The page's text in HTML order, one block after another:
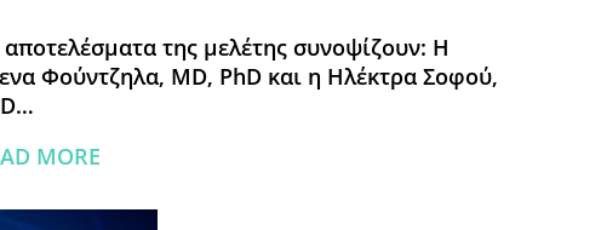
της μελέτης συνοψίζουν: Η
Φούντζηλα, MD, PhD και η Ηλέκτρα Σοφού,
MORE